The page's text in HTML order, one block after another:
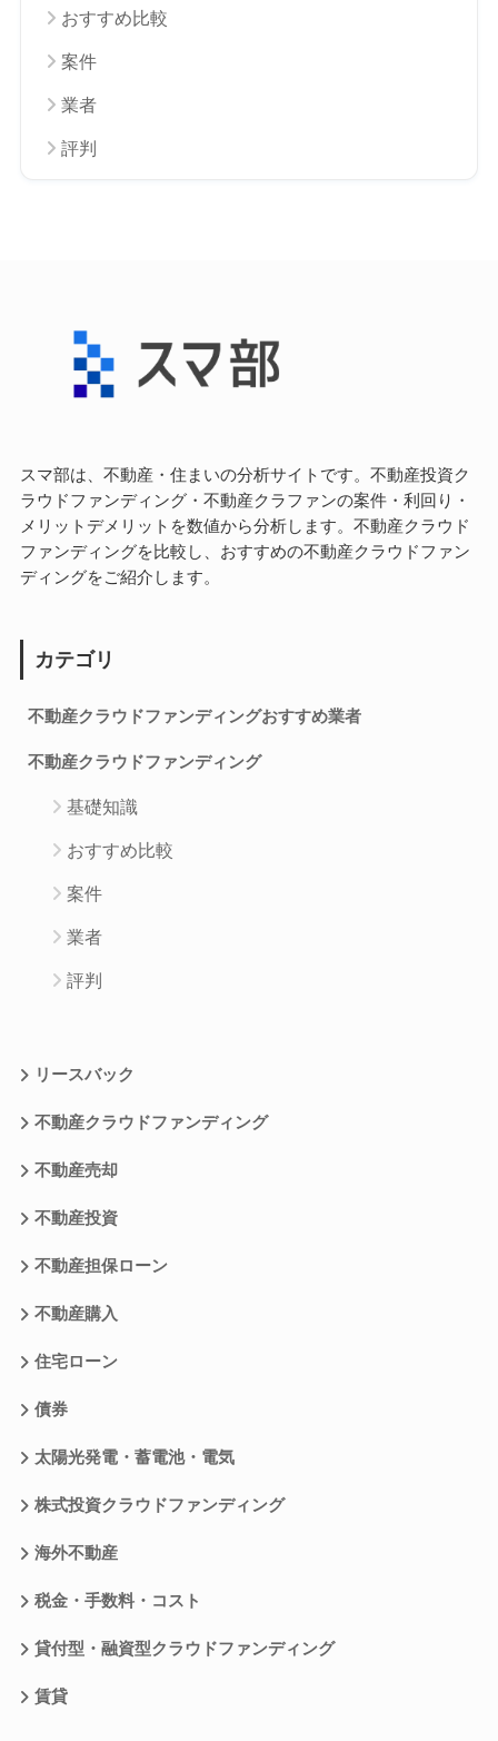
おすすめ比較
案件
業者
評判
スマ部は、不動産・住まいの分析サイトです。不動産投資ク
ラウドファンディング・不動産クラファンの案件・利回り・
メリットデメリットを数値から分析します。不動産クラウド
ファンディングを比較し、おすすめの不動産クラウドファン
ディングをご紹介します。
カテゴリ
不動産クラウドファンディングおすすめ業者
不動産クラウドファンディング
基礎知識
おすすめ比較
案件
業者
評判
リースバック
不動産クラウドファンディング
不動産売却
不動産投資
不動産担保ローン
不動産購入
住宅ローン
債券
太陽光発電・蓄電池・電気
株式投資クラウドファンディング
海外不動産
税金・手数料・コスト
貸付型・融資型クラウドファンディング
賃貸